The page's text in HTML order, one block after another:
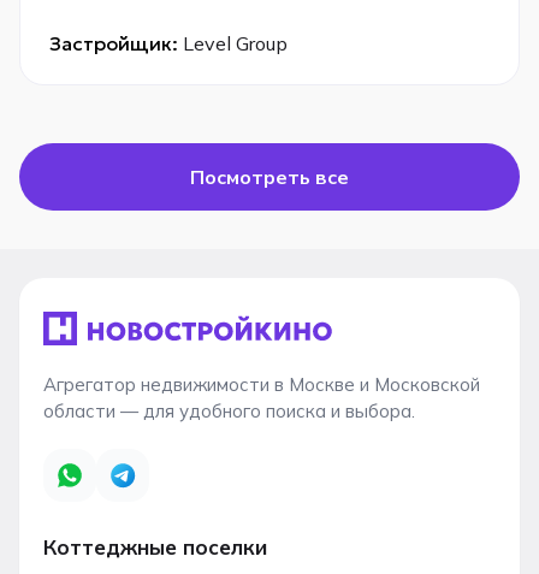
Застройщик: Level Group
Посмотреть все
Агрегатор недвижимости в Москве и Московской
области — для удобного поиска и выбора.
Коттеджные поселки